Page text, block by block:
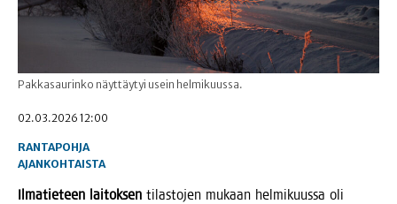
Pakkasaurinko näyttäytyi usein helmikuussa.
02.03.2026 12:00
RANTAPOHJA
AJANKOHTAISTA
Ilma­tie­teen lai­tok­sen tilas­to­jen mukaan hel­mi­kuus­sa oli